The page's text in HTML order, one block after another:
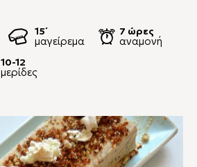
15΄
μαγείρεμα
7 ώρες
αναμονή
10-12
μερίδες